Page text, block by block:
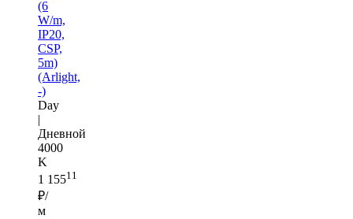
(6
W/m,
IP20,
CSP,
5m)
(Arlight,
-)
Day
|
Дневной
4000
K
1 15511
₽/
м